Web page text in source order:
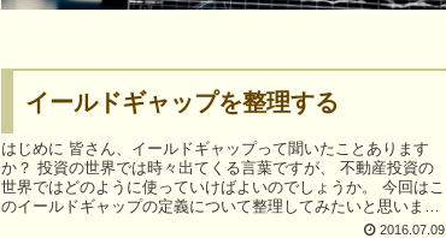
イールドギャップを整理する
はじめに 皆さん、イールドギャップって聞いたことあります
か？ 投資の世界では時々出てくる言葉ですが、 不動産投資の
世界ではどのように使っていけばよいのでしょうか。 今回はこ
のイールドギャップの定義について整理してみたいと思いま
2016.07.09